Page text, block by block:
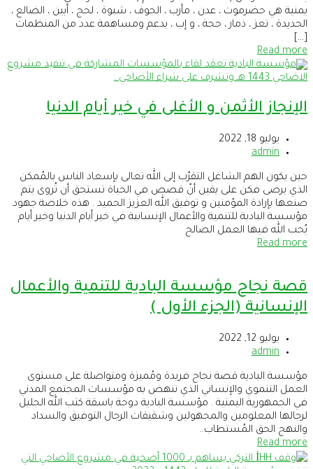
يمنية هي حضرموت ، عدن ، مأرب ، الجوف ، شبوة ، لحج ، أبين ، الضالع ،
الحديدة ، تعز ، ذمار ، حجة ، و إب ، بدعم ومساهمة عدد من المنظمات
[…]
Read more
الإنجاز الأثمن و الأغلى في خير أيام الدنيا
يوليو 18, 2022
admin
حين يكون الهم الشاغل التقرّب إلى الله تعالى بإسعاد الناس بالمُمكن
الذي يرضى فكن على يقين أنّ قصص في الحياة تستحق أن تُروى يتم
صنعها بإرادة المؤمنين و توفيق الله العزيز الحميد . هذه خلاصة جهود
مؤسسة البادية للتنمية والأعمال الإنسانية في خير أيام الدنيا وخير أيام
يُحب الله فيها العمل الصالح
Read more
قصة نجاح مؤسسة البادية للتنمية والأعمال
الإنسانية (الجزء الأول )
يوليو 12, 2022
admin
مؤسسة البادية قصة نجاح فريدة ومُميزة ومتواصلة على مستوى
العمل التنموي والإنساني الذي تنهض به مؤسسات المجتمع المدني
في الجمهورية اليمنية . مؤسسة البادية دوحة باسقة كتب الله الجليل
لرجالها المعلومين والمجهولين وشقيقات الرجال التوفيق والسداد
والنهج الحق المُستطاب..
Read more